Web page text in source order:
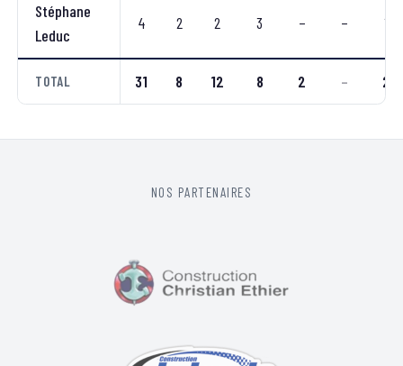
Stéphane
Leduc
4 2 2 3 – – 1
TOTAL 31 8 12 8 2 – 2
NOS PARTENAIRES